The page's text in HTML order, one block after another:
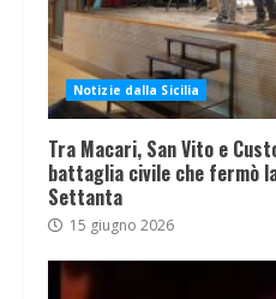
Notizie dalla Sicilia
Tra Macari, San Vito e
battaglia civile che fermò
Settanta
15 giugno 2026